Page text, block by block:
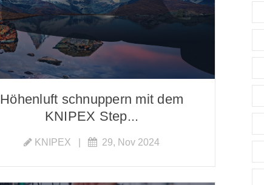
Höhenluft schnuppern mit dem
KNIPEX Step...
KNIPEX | 29, Nov 2024